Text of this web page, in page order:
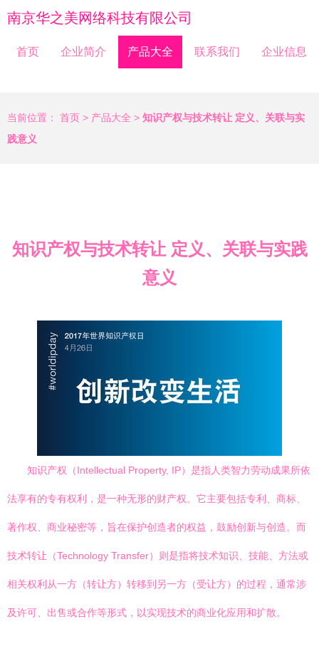
南京华之美网络科技有限公司
首页 企业简介 产品大全 联系我们 企业信息
当前位置： 首页 > 产品大全 > 知识产权与技术转让 定义、关联与实
践意义
知识产权与技术转让 定义、关联与实践
意义
知识产权（Intellectual Property, IP）是指人类智力劳动成果所依
法享有的专有权利，是一种无形的财产权。它主要包括专利、商标、
著作权、商业秘密等，旨在保护创造者的权益，鼓励创新与创造。而
技术转让（Technology Transfer）则是指将技术知识、技能、方法或
相关权利从一方（转让方）转移到另一方（受让方）的过程，通常涉
及许可、出售或合作等形式，以实现技术的商业化应用和扩散。